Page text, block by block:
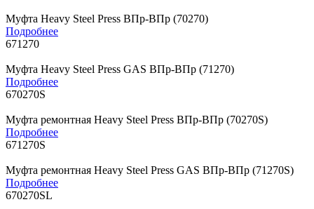
Муфта Heavy Steel Press ВПр-ВПр (70270)
Подробнее
671270
Муфта Heavy Steel Press GAS ВПр-ВПр (71270)
Подробнее
670270S
Муфта ремонтная Heavy Steel Press ВПр-ВПр (70270S)
Подробнее
671270S
Муфта ремонтная Heavy Steel Press GAS ВПр-ВПр (71270S)
Подробнее
670270SL